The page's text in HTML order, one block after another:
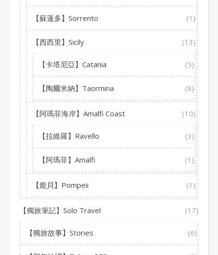
【蘇蓮多】Sorrento (1)
【西西里】Sicily (13)
【卡塔尼亞】Catania (5)
【陶爾米納】Taormina (8)
【阿瑪菲海岸】Amalfi Coast (10)
【拉維羅】Ravello (3)
【阿瑪菲】Amalfi (1)
【龐貝】Pompeii (1)
【獨旅筆記】Solo Travel (17)
【獨旅故事】Stories (6)